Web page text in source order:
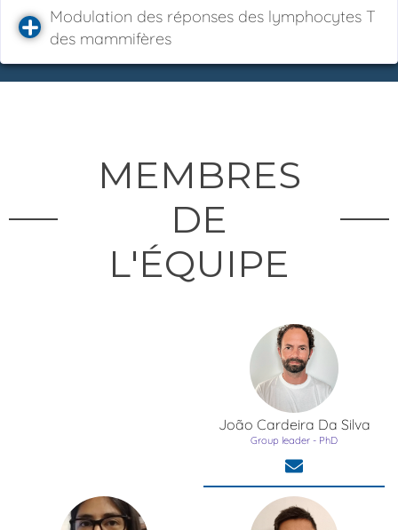
Modulation des réponses des lymphocytes T
des mammifères
MEMBRES
DE
L'ÉQUIPE
João Cardeira Da Silva
Group leader - PhD